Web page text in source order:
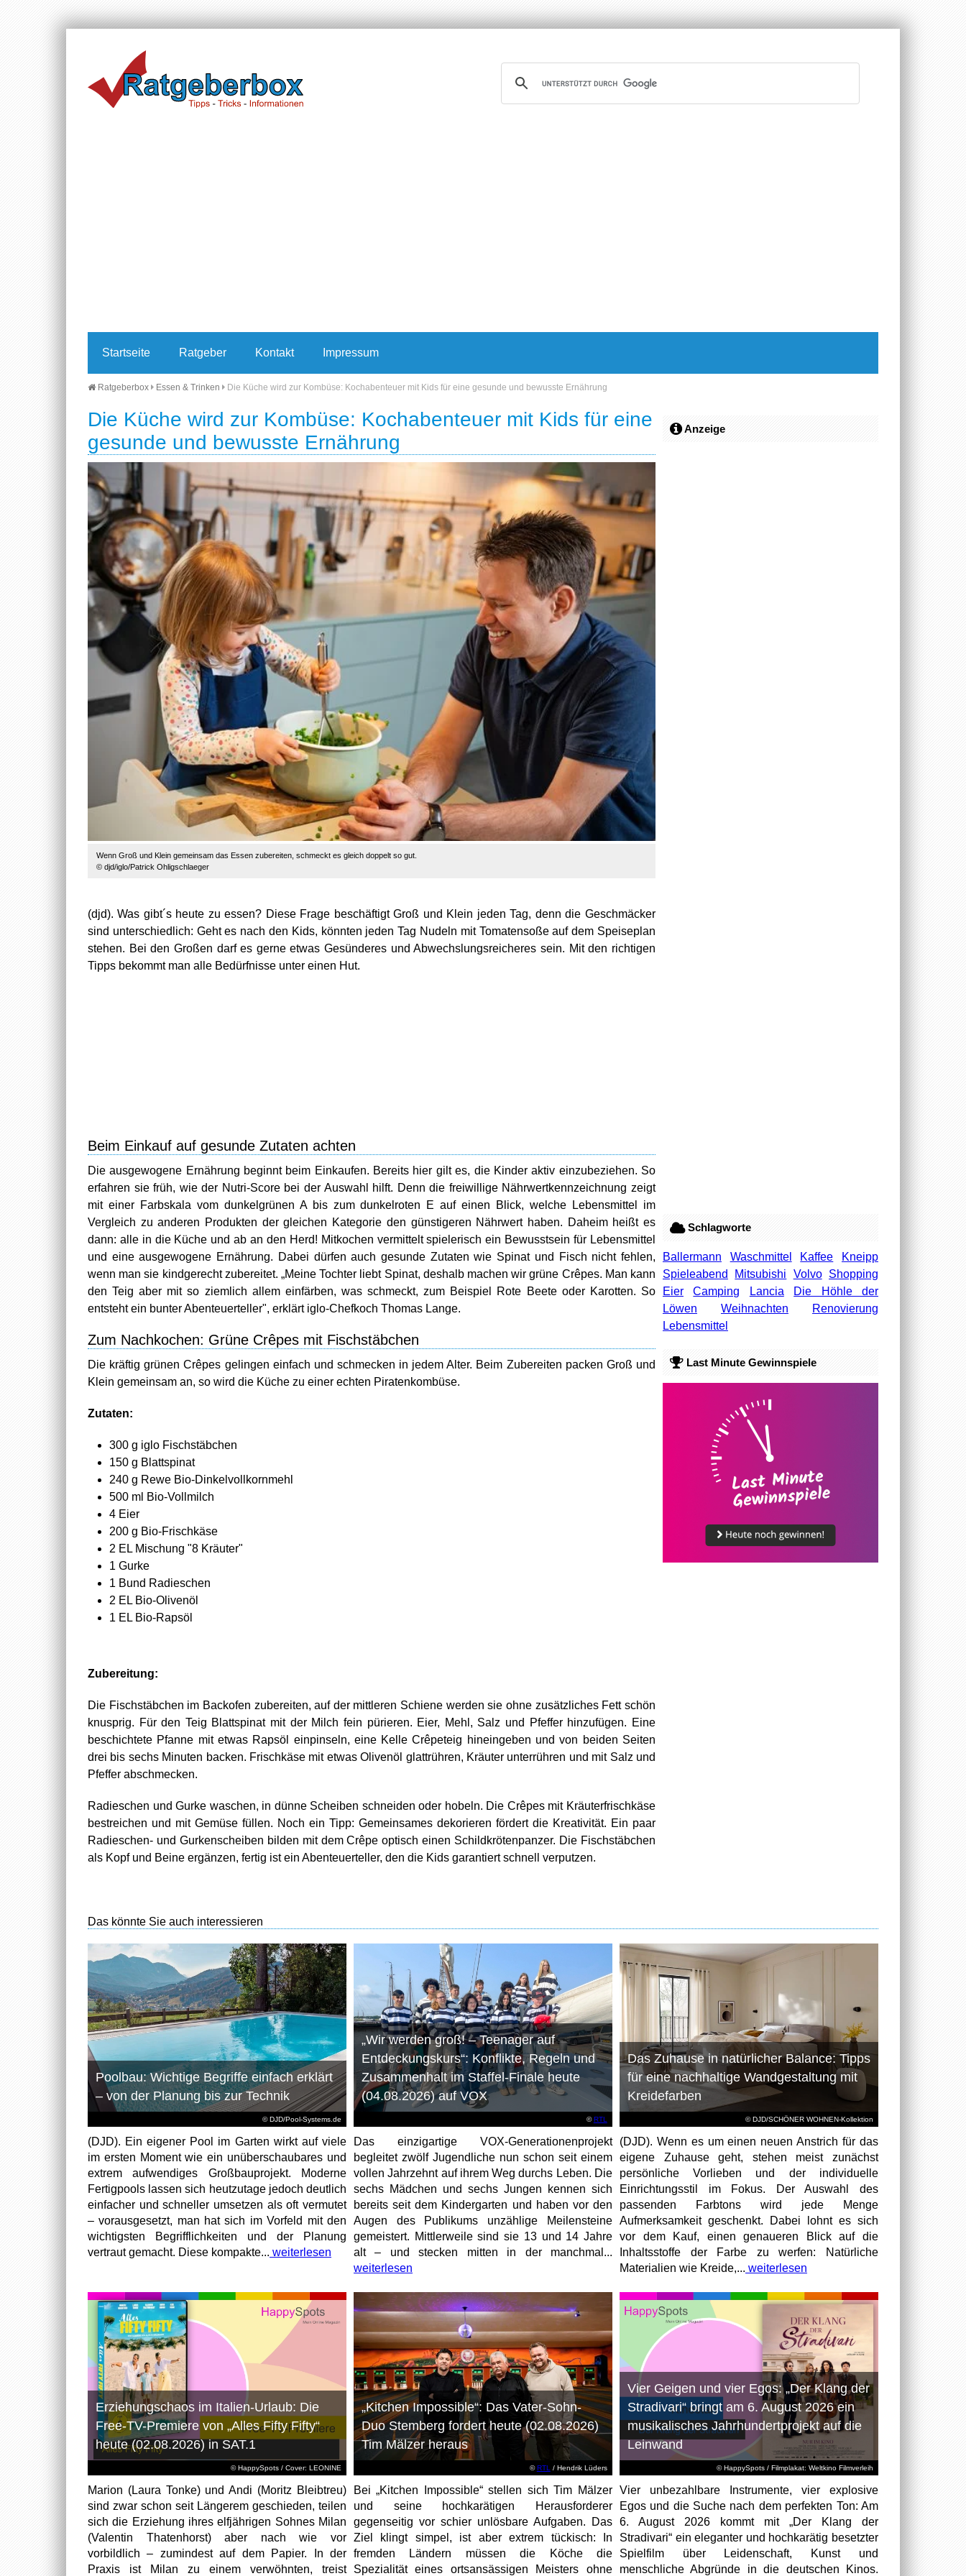
Startseite Ratgeber Kontakt Impressum
Ratgeberbox Essen & Trinken Die Küche wird zur Kombüse: Kochabenteuer mit Kids für eine gesunde und bewusste Ernährung
Die Küche wird zur Kombüse: Kochabenteuer mit Kids für eine
gesunde und bewusste Ernährung
Wenn Groß und Klein gemeinsam das Essen zubereiten, schmeckt es gleich doppelt so gut.
© djd/iglo/Patrick Ohligschlaeger
(djd). Was gibt´s heute zu essen? Diese Frage beschäftigt Groß und Klein jeden Tag, denn die Geschmäcker
sind unterschiedlich: Geht es nach den Kids, könnten jeden Tag Nudeln mit Tomatensoße auf dem Speiseplan
stehen. Bei den Großen darf es gerne etwas Gesünderes und Abwechslungsreicheres sein. Mit den richtigen
Tipps bekommt man alle Bedürfnisse unter einen Hut.
Beim Einkauf auf gesunde Zutaten achten
Die ausgewogene Ernährung beginnt beim Einkaufen. Bereits hier gilt es, die Kinder aktiv einzubeziehen. So
erfahren sie früh, wie der Nutri-Score bei der Auswahl hilft. Denn die freiwillige Nährwertkennzeichnung zeigt
mit einer Farbskala vom dunkelgrünen A bis zum dunkelroten E auf einen Blick, welche Lebensmittel im
Vergleich zu anderen Produkten der gleichen Kategorie den günstigeren Nährwert haben. Daheim heißt es
dann: alle in die Küche und ab an den Herd! Mitkochen vermittelt spielerisch ein Bewusstsein für Lebensmittel
und eine ausgewogene Ernährung. Dabei dürfen auch gesunde Zutaten wie Spinat und Fisch nicht fehlen,
wenn man sie kindgerecht zubereitet. „Meine Tochter liebt Spinat, deshalb machen wir grüne Crêpes. Man kann
den Teig aber mit so ziemlich allem einfärben, was schmeckt, zum Beispiel Rote Beete oder Karotten. So
entsteht ein bunter Abenteuerteller", erklärt iglo-Chefkoch Thomas Lange.
Zum Nachkochen: Grüne Crêpes mit Fischstäbchen
Die kräftig grünen Crêpes gelingen einfach und schmecken in jedem Alter. Beim Zubereiten packen Groß und
Klein gemeinsam an, so wird die Küche zu einer echten Piratenkombüse.
Zutaten:
300 g iglo Fischstäbchen
150 g Blattspinat
240 g Rewe Bio-Dinkelvollkornmehl
500 ml Bio-Vollmilch
4 Eier
200 g Bio-Frischkäse
2 EL Mischung "8 Kräuter"
1 Gurke
1 Bund Radieschen
2 EL Bio-Olivenöl
1 EL Bio-Rapsöl
Zubereitung:
Die Fischstäbchen im Backofen zubereiten, auf der mittleren Schiene werden sie ohne zusätzliches Fett schön
knusprig. Für den Teig Blattspinat mit der Milch fein pürieren. Eier, Mehl, Salz und Pfeffer hinzufügen. Eine
beschichtete Pfanne mit etwas Rapsöl einpinseln, eine Kelle Crêpeteig hineingeben und von beiden Seiten
drei bis sechs Minuten backen. Frischkäse mit etwas Olivenöl glattrühren, Kräuter unterrühren und mit Salz und
Pfeffer abschmecken.
Radieschen und Gurke waschen, in dünne Scheiben schneiden oder hobeln. Die Crêpes mit Kräuterfrischkäse
bestreichen und mit Gemüse füllen. Noch ein Tipp: Gemeinsames dekorieren fördert die Kreativität. Ein paar
Radieschen- und Gurkenscheiben bilden mit dem Crêpe optisch einen Schildkrötenpanzer. Die Fischstäbchen
als Kopf und Beine ergänzen, fertig ist ein Abenteuerteller, den die Kids garantiert schnell verputzen.
Anzeige
Schlagworte
Ballermann Waschmittel Kaffee
Kneipp
Spieleabend
Mitsubishi Volvo
Shopping
Eier
Camping Lancia
Die Höhle der
Löwen
Weihnachten
Renovierung
Lebensmittel
Last Minute Gewinnspiele
Das könnte Sie auch interessieren
© DJD/Pool-Systems.de
Poolbau: Wichtige Begriffe einfach erklärt
– von der Planung bis zur Technik
(DJD). Ein eigener Pool im Garten wirkt auf viele
im ersten Moment wie ein unüberschaubares und
extrem aufwendiges Großbauprojekt. Moderne
Fertigpools lassen sich heutzutage jedoch deutlich
einfacher und schneller umsetzen als oft vermutet
– vorausgesetzt, man hat sich im Vorfeld mit den
wichtigsten Begrifflichkeiten und der Planung
vertraut gemacht. Diese kompakte... weiterlesen
©RTL
„Wir werden groß! – Teenager auf
Entdeckungskurs“: Konflikte, Regeln und
Zusammenhalt im Staffel-Finale heute
(04.08.2026) auf VOX
Das einzigartige VOX-Generationenprojekt
begleitet zwölf Jugendliche nun schon seit einem
vollen Jahrzehnt auf ihrem Weg durchs Leben. Die
sechs Mädchen und sechs Jungen kennen sich
bereits seit dem Kindergarten und haben vor den
Augen des Publikums unzählige Meilensteine
gemeistert. Mittlerweile sind sie 13 und 14 Jahre
alt – und stecken mitten in der manchmal...
weiterlesen
© DJD/SCHÖNER WOHNEN-Kollektion
Das Zuhause in natürlicher Balance: Tipps
für eine nachhaltige Wandgestaltung mit
Kreidefarben
(DJD). Wenn es um einen neuen Anstrich für das
eigene Zuhause geht, stehen meist zunächst
persönliche Vorlieben und der individuelle
Einrichtungsstil im Fokus. Der Auswahl des
passenden Farbtons wird jede Menge
Aufmerksamkeit geschenkt. Dabei lohnt es sich
vor dem Kauf, einen genaueren Blick auf die
Inhaltsstoffe der Farbe zu werfen: Natürliche
Materialien wie Kreide,... weiterlesen
© HappySpots / Cover: LEONINE
Erziehungschaos im Italien-Urlaub: Die
Free-TV-Premiere von „Alles Fifty Fifty“
heute (02.08.2026) in SAT.1
Marion (Laura Tonke) und Andi (Moritz Bleibtreu)
sind zwar schon seit Längerem geschieden, teilen
sich die Erziehung ihres elfjährigen Sohnes Milan
(Valentin Thatenhorst) aber nach wie vor
vorbildlich – zumindest auf dem Papier. In der
Praxis ist Milan zu einem verwöhnten, treist
©RTL / Hendrik Lüders
„Kitchen Impossible“: Das Vater-Sohn-
Duo Stemberg fordert heute (02.08.2026)
Tim Mälzer heraus
Bei „Kitchen Impossible“ stellen sich Tim Mälzer
und seine hochkarätigen Herausforderer
gegenseitig vor schier unlösbare Aufgaben. Das
Ziel klingt simpel, ist aber extrem tückisch: In
fremden Ländern müssen die Köche die
Spezialität eines ortsansässigen Meisters ohne
© HappySpots / Filmplakat: Weltkino Filmverleih
Vier Geigen und vier Egos: „Der Klang der
Stradivari“ bringt am 6. August 2026 ein
musikalisches Jahrhundertprojekt auf die
Leinwand
Vier unbezahlbare Instrumente, vier explosive
Egos und die Suche nach dem perfekten Ton: Am
6. August 2026 kommt mit „Der Klang der
Stradivari“ ein eleganter und hochkarätig besetzter
Spielfilm über Leidenschaft, Kunst und
menschliche Abgründe in die deutschen Kinos.